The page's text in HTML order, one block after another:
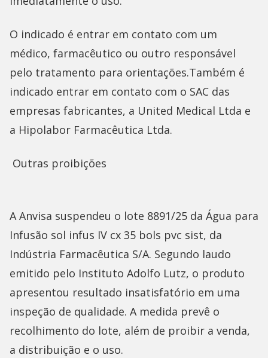
O indicado é entrar em contato com um
médico, farmacêutico ou outro responsável
pelo tratamento para orientações.Também é
indicado entrar em contato com o SAC das
empresas fabricantes, a United Medical Ltda e
a Hipolabor Farmacêutica Ltda.
Outras proibições
A Anvisa suspendeu o lote 8891/25 da Água para
Infusão sol infus IV cx 35 bols pvc sist, da
Indústria Farmacêutica S/A. Segundo laudo
emitido pelo Instituto Adolfo Lutz, o produto
apresentou resultado insatisfatório em uma
inspeção de qualidade. A medida prevê o
recolhimento do lote, além de proibir a venda,
a distribuição e o uso.